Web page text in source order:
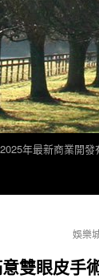
年最新商業開
娛樂
雙眼皮手